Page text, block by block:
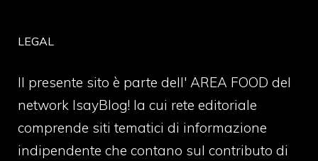
LEGAL
Il presente sito è parte dell' AREA FOOD del
network IsayBlog! la cui rete editoriale
comprende siti tematici di informazione
indipendente che contano sul contributo di